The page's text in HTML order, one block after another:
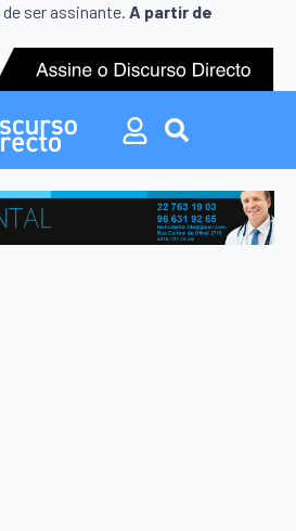
ser assinante. A partir de
Search
for:
Search